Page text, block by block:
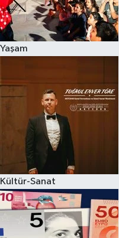
Yaşam
Kültür-Sanat